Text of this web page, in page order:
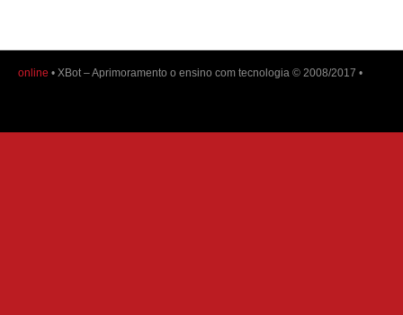
online • XBot – Aprimoramento o ensino com tecnologia © 2008/2017 •